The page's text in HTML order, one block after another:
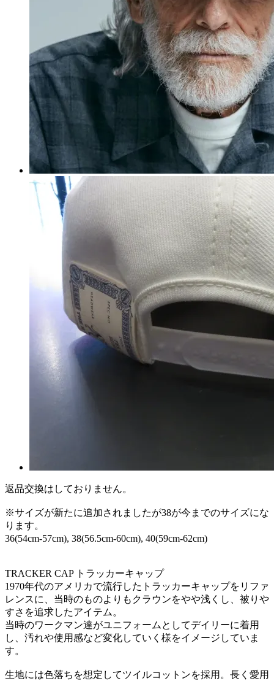
返品交換はしておりません。
※サイズが新たに追加されましたが38が今までのサイズにな
ります。
36(54cm-57cm), 38(56.5cm-60cm), 40(59cm-62cm)ㅤㅤ
TRACKER CAP トラッカーキャップ
1970年代のアメリカで流行したトラッカーキャップをリファ
レンスに、当時のものよりもクラウンをやや浅くし、被りや
すさを追求したアイテム。
当時のワークマン達がユニフォームとしてデイリーに着用
し、汚れや使用感など変化していく様をイメージしていま
す。
生地には色落ちを想定してツイルコットンを採用。長く愛用